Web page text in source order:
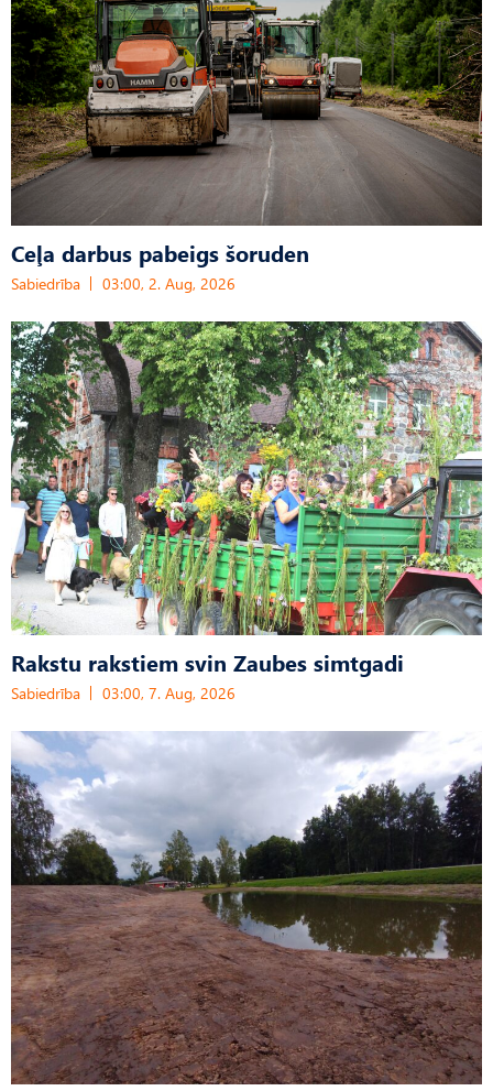
Ceļa darbus pabeigs šoruden
Sabiedrība 03:00, 2. Aug, 2026
Rakstu rakstiem svin Zaubes simtgadi
Sabiedrība 03:00, 7. Aug, 2026